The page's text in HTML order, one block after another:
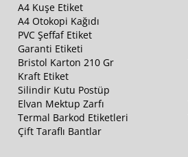
A4 Kuşe Etiket
A4 Otokopi Kağıdı
PVC Şeffaf Etiket
Garanti Etiketi
Bristol Karton 210 Gr
Kraft Etiket
Silindir Kutu Postüp
Elvan Mektup Zarfı
Termal Barkod Etiketleri
Çift Taraflı Bantlar